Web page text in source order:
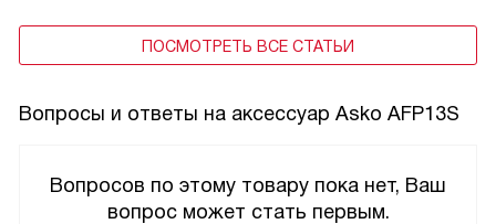
ПОСМОТРЕТЬ ВСЕ СТАТЬИ
Вопросы и ответы на аксессуар Asko AFP13S
Вопросов по этому товару пока нет, Ваш
вопрос может стать первым.